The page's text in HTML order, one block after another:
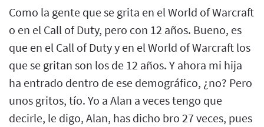
Como la gente que se grita en el World of Warcraft
o en el Call of Duty, pero con 12 años. Bueno, es
que en el Call of Duty y en el World of Warcraft los
que se gritan son los de 12 años. Y ahora mi hija
ha entrado dentro de ese demográfico, ¿no? Pero
unos gritos, tío. Yo a Alan a veces tengo que
decirle, le digo, Alan, has dicho bro 27 veces, pues